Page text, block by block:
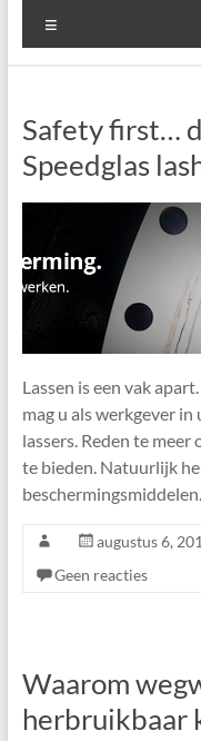
Safety first…
Speedglas
Lassen is een vak
mag u als werkgever
lassers. Reden te
te bieden. Natuurlijk
augustus 6,
Geen reacties
Waarom
herbruikbaar